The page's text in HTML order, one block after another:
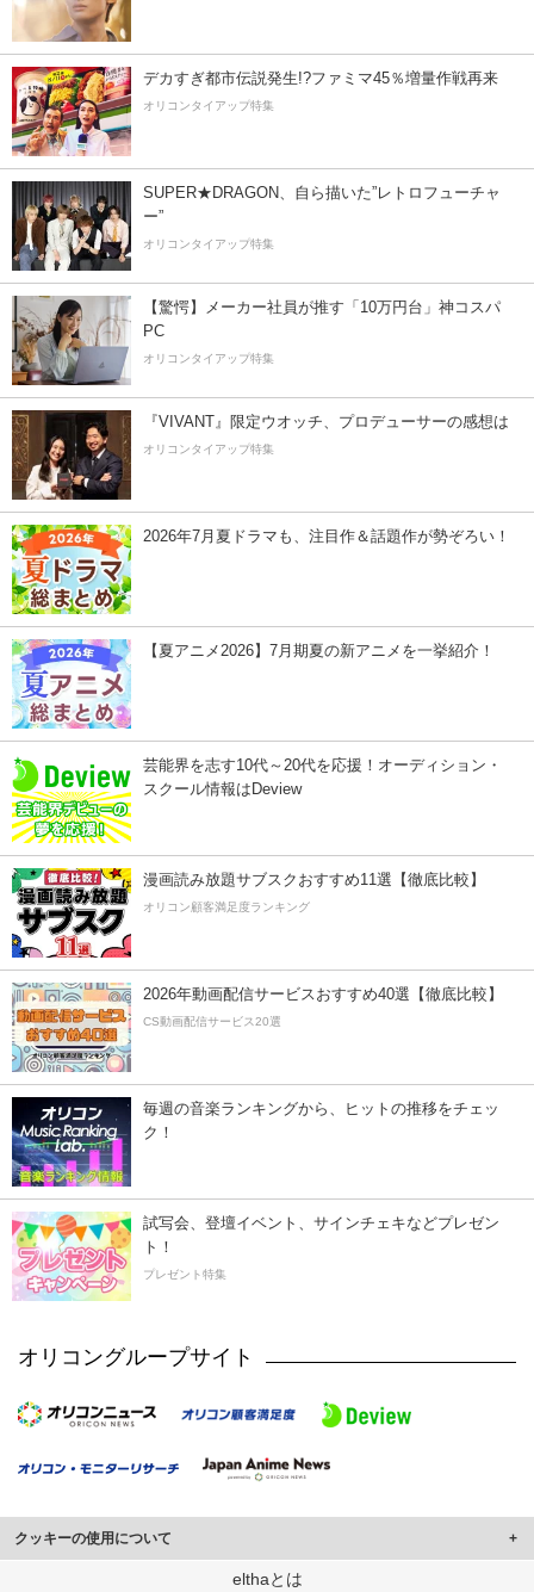
デカすぎ都市伝説発生!?ファミマ45％増量作戦再来
オリコンタイアップ特集
SUPER★DRAGON、自ら描いた”レトロフューチャ
ー”
オリコンタイアップ特集
【驚愕】メーカー社員が推す「10万円台」神コスパ
PC
オリコンタイアップ特集
『VIVANT』限定ウオッチ、プロデューサーの感想は
オリコンタイアップ特集
2026年7月夏ドラマも、注目作＆話題作が勢ぞろい！
【夏アニメ2026】7月期夏の新アニメを一挙紹介！
芸能界を志す10代～20代を応援！オーディション・
スクール情報はDeview
漫画読み放題サブスクおすすめ11選【徹底比較】
オリコン顧客満足度ランキング
2026年動画配信サービスおすすめ40選【徹底比較】
CS動画配信サービス20選
毎週の音楽ランキングから、ヒットの推移をチェッ
ク！
試写会、登壇イベント、サインチェキなどプレゼン
ト！
プレゼント特集
オリコングループサイト
クッキーの使用について
このサイトでは Cookie を使用して、ユーザーに合わせたコンテンツや広告の
elthaとは